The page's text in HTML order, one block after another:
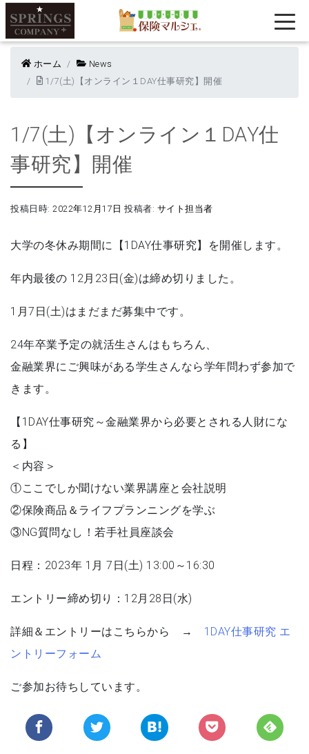
ホーム
News
1/7(土)【オンライン１DAY仕事研究】開催
1/7(土)【オンライン１DAY仕
事研究】開催
投稿日時: 2022年12月17日 投稿者: サイト担当者
大学の冬休み期間に【1DAY仕事研究】を開催します。
年内最後の 12月23日(金)は締め切りました。
1月7日(土)はまだまだ募集中です。
24年卒業予定の就活生さんはもちろん、
金融業界にご興味がある学生さんなら学年問わず参加で
きます。
【1DAY仕事研究～金融業界から必要とされる人財にな
る】
＜内容＞
①ここでしか聞けない業界講座と会社説明
②保険商品＆ライフプランニングを学ぶ
③NG質問なし！若手社員座談会
日程：2023年 1月 7日(土) 13:00～16:30
エントリー締め切り：12月28日(水)
詳細＆エントリーはこちらから → 1DAY仕事研究 エ
ントリーフォーム
ご参加お待ちしています。